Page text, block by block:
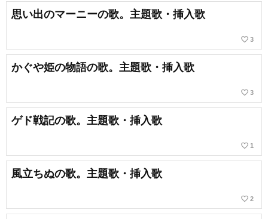
思い出のマーニーの歌。主題歌・挿入歌
favorite_border 3
かぐや姫の物語の歌。主題歌・挿入歌
favorite_border 3
ゲド戦記の歌。主題歌・挿入歌
favorite_border 1
風立ちぬの歌。主題歌・挿入歌
favorite_border 2